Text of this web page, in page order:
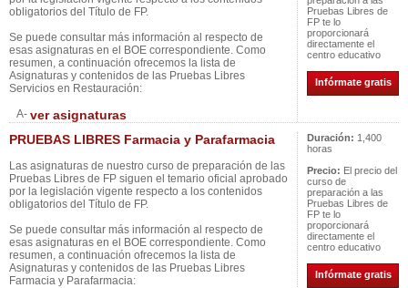
obligatorios del Título de FP.
Se puede consultar más información al respecto de
esas asignaturas en el BOE correspondiente. Como
resumen, a continuación ofrecemos la lista de
Asignaturas y contenidos de las Pruebas Libres
Servicios en Restauración:
A- ver asignaturas
Pruebas Libres de
FP te lo
proporcionará
directamente el
centro educativo
Infórmate gratis
PRUEBAS LIBRES Farmacia y Parafarmacia
Las asignaturas de nuestro curso de preparación de las
Pruebas Libres de FP siguen el temario oficial aprobado
por la legislación vigente respecto a los contenidos
obligatorios del Título de FP.
Se puede consultar más información al respecto de
esas asignaturas en el BOE correspondiente. Como
resumen, a continuación ofrecemos la lista de
Asignaturas y contenidos de las Pruebas Libres
Farmacia y Parafarmacia:
Duración: 1,400
horas
Precio: El precio del
curso de
preparación a las
Pruebas Libres de
FP te lo
proporcionará
directamente el
centro educativo
Infórmate gratis